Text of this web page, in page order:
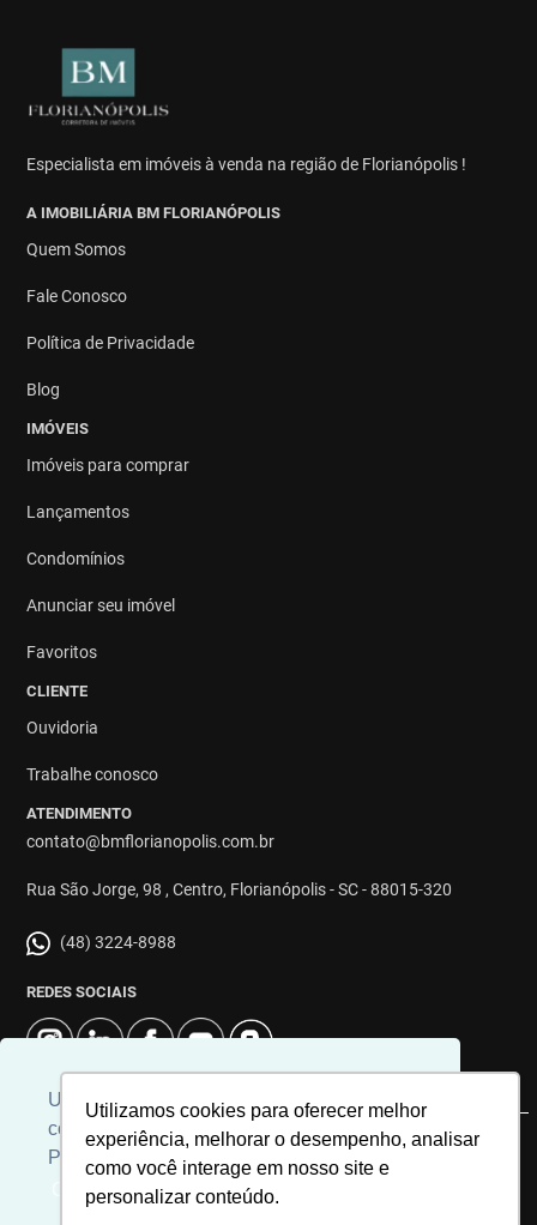
Usamos cookies para personalizar
conteúdos e melhorar a sua experiência.
Para ver nossa política de cookies
Clique aqui
Utilizamos cookies para oferecer melhor
experiência, melhorar o desempenho, analisar
como você interage em nosso site e
personalizar conteúdo.
Especialista em imóveis à venda na região de Florianópolis !
A IMOBILIÁRIA BM FLORIANÓPOLIS
Quem Somos
Fale Conosco
Política de Privacidade
Blog
IMÓVEIS
Imóveis para comprar
Lançamentos
Condomínios
Anunciar seu imóvel
Favoritos
CLIENTE
Ouvidoria
Trabalhe conosco
ATENDIMENTO
contato@bmflorianopolis.com.br
Rua São Jorge, 98 , Centro, Florianópolis - SC - 88015-320
(48) 3224-8988
REDES SOCIAIS
© 2026 | Imobiliária BM Florianópolis | CRECI: 8863J | Desenvolvido
Universal Software.